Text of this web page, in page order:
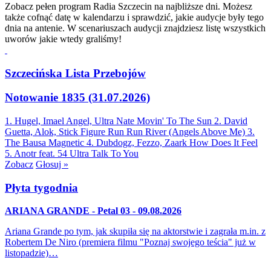
Zobacz pełen program Radia Szczecin na najbliższe dni. Możesz
także cofnąć datę w kalendarzu i sprawdzić, jakie audycje były tego
dnia na antenie. W scenariuszach audycji znajdziesz listę wszystkich
uworów jakie wtedy graliśmy!
Szczecińska Lista Przebojów
Notowanie 1835 (31.07.2026)
1. Hugel, Imael Angel, Ultra Nate Movin' To The Sun 2. David
Guetta, Alok, Stick Figure Run Run River (Angels Above Me) 3.
The Bausa Magnetic 4. Dubdogz, Fezzo, Zaark How Does It Feel
5. Anotr feat. 54 Ultra Talk To You
Zobacz Głosuj »
Płyta tygodnia
ARIANA GRANDE - Petal 03 - 09.08.2026
Ariana Grande po tym, jak skupiła się na aktorstwie i zagrała m.in. z
Robertem De Niro (premiera filmu "Poznaj swojego teścia" już w
listopadzie)…